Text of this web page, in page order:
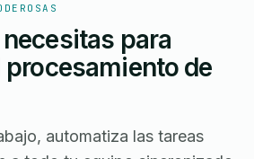
para
de
automatiza las tareas